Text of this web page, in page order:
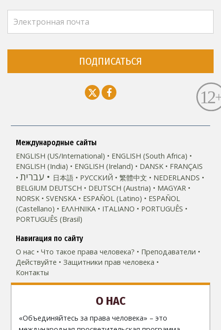
ПОДПИСАТЬСЯ
Международные сайты
ENGLISH (US/International)
ENGLISH (South Africa)
ENGLISH (India)
ENGLISH (Ireland) DANSK FRANÇAIS
עברית 日本語 РУССКИЙ 繁體中文
NEDERLANDS
BELGIUM DEUTSCH DEUTSCH (Austria)
MAGYAR
NORSK
SVENSKA ESPAÑOL (Latino)
ESPAÑOL
(Castellano)
ΕΛΛΗΝΙΚA ITALIANO
PORTUGUÊS
PORTUGUÊS (Brasil)‎
Навигация по сайту
О нас
Что такое права человека?
Преподаватели
Действуйте
Защитники прав человека
Контакты
О НАС
«Объединяйтесь за права человека» – это